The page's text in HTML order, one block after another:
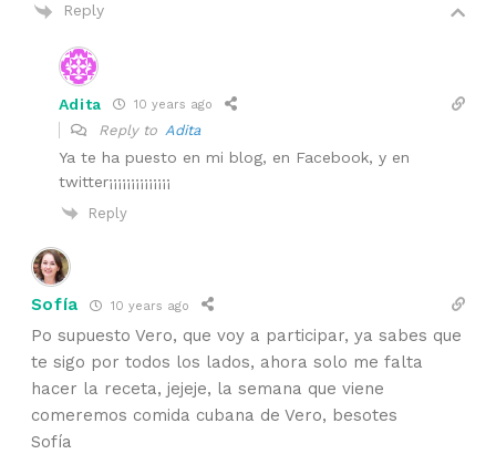
Reply
Adita 10 years ago
Reply to Adita
Ya te ha puesto en mi blog, en Facebook, y en
twitter¡¡¡¡¡¡¡¡¡¡¡¡¡¡
Reply
Sofía 10 years ago
Po supuesto Vero, que voy a participar, ya sabes que
te sigo por todos los lados, ahora solo me falta
hacer la receta, jejeje, la semana que viene
comeremos comida cubana de Vero, besotes
Sofía